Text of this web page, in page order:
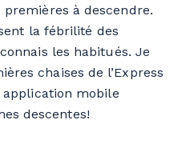
premières à descendre.
la fébrilité des
connais les habitués. Je
chaises de l’Express
application mobile
descentes!